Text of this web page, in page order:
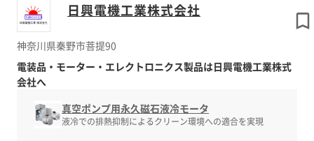
日興電機工業株式会社
神奈川県秦野市菩提90
電装品・モーター・エレクトロニクス製品は日興電機工業株式
会社へ
真空ポンプ用永久磁石液冷モータ
液冷での排熱抑制によるクリーン環境への適合を実現